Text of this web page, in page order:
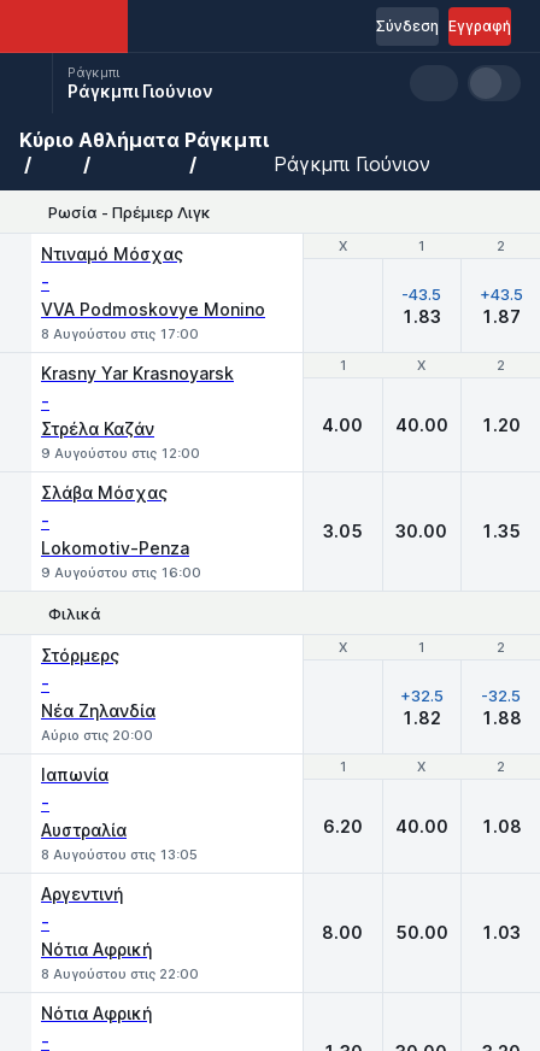
Εγγραφή
Σύνδεση
Ράγκμπι
Ράγκμπι Γιούνιον
Κύριο Αθλήματα Ράγκμπι
Ράγκμπι Γιούνιον
Ρωσία - Πρέμιερ Λιγκ
Χ 1 2
Ντιναμό Μόσχας
-
VVA Podmoskovye Monino
8 Αυγούστου στις 17:00
Χ 1 2
-43.5
1.83
+43.5
1.87
1 X 2
Krasny Yar Krasnoyarsk
-
Στρέλα Καζάν
9 Αυγούστου στις 12:00
1 X 2
4.00 40.00 1.20
Σλάβα Μόσχας
-
Lokomotiv-Penza
9 Αυγούστου στις 16:00
3.05 30.00 1.35
Φιλικά
Χ 1 2
Στόρμερς
-
Νέα Ζηλανδία
Αύριο στις 20:00
Χ 1 2
+32.5
1.82
-32.5
1.88
1 X 2
Ιαπωνία
-
Αυστραλία
8 Αυγούστου στις 13:05
1 X 2
6.20 40.00 1.08
Αργεντινή
-
Νότια Αφρική
8 Αυγούστου στις 22:00
8.00 50.00 1.03
Νότια Αφρική
-